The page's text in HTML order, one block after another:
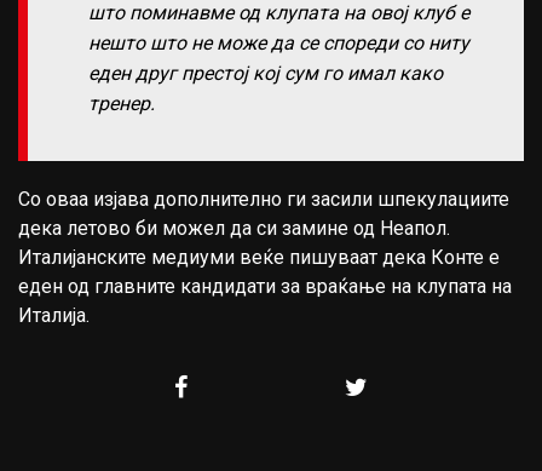
што поминавме од клупата на овој клуб е
нешто што не може да се спореди со ниту
еден друг престој кој сум го имал како
тренер.
Со оваа изјава дополнително ги засили шпекулациите
дека летово би можел да си замине од Неапол.
Италијанските медиуми веќе пишуваат дека Конте е
еден од главните кандидати за враќање на клупата на
Италија.